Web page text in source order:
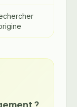
?